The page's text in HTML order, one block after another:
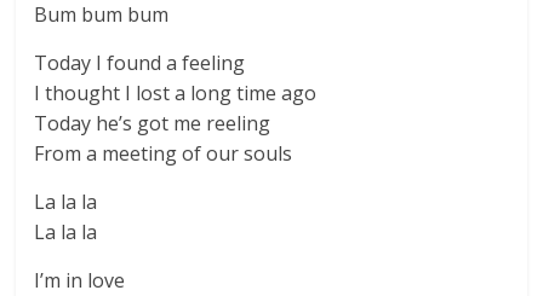
Bum bum bum
Today I found a feeling
I thought I lost a long time ago
Today he’s got me reeling
From a meeting of our souls
La la la
La la la
I’m in love